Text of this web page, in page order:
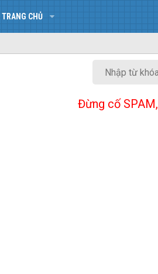
TRANG CHỦ
Đừng cố